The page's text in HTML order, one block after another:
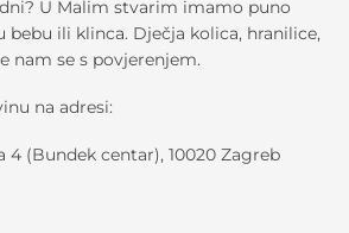
U Malim stvarim imamo puno
bebu ili klinca. Dječja kolica, hranilice,
nam se s povjerenjem.
na adresi:
4 (Bundek centar), 10020 Zagreb